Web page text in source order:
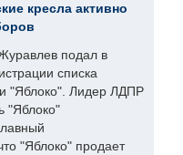
кресла активно
подал в
списка
"Яблоко". Лидер ЛДПР
"Яблоко"
"Яблоко" продает